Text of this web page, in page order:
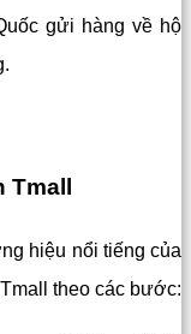
gửi hàng về hộ
hiệu nổi tiếng của
theo các bước: